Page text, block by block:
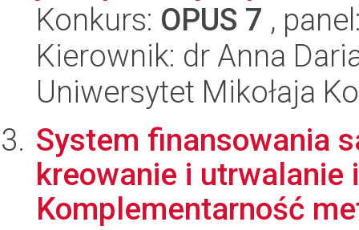
Konkurs: OPUS 7 ,
Kierownik: dr Anna
Uniwersytet Mikołaja
System finansowania
kreowanie i
Komplementarność